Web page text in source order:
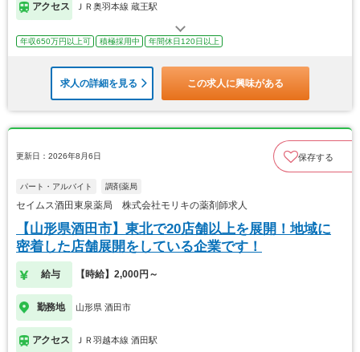
アクセス ＪＲ奥羽本線 蔵王駅
年収650万円以上可 積極採用中 年間休日120日以上
求人の詳細を見る この求人に興味がある
更新日：2026年8月6日 保存する
パート・アルバイト 調剤薬局
セイムス酒田東泉薬局 株式会社モリキの薬剤師求人
【山形県酒田市】東北で20店舗以上を展開！地域に
密着した店舗展開をしている企業です！
給与 【時給】2,000円～
勤務地 山形県 酒田市
アクセス ＪＲ羽越本線 酒田駅